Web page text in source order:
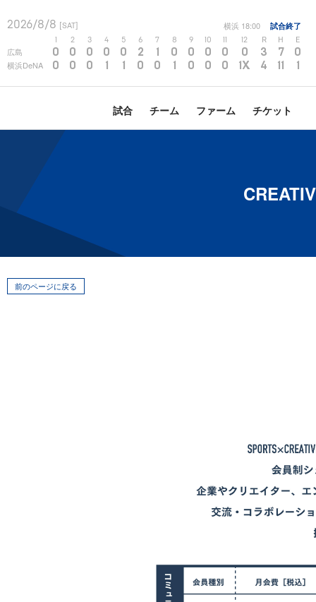
2026/8/8 [SAT] 横浜 18:00 試合終了
2 3 4 5 6 7 8 9 10 12 R H E
広島 0 0 0 0 0 2 1 0 0 0 0 0 3 7 0
横浜DeNA 0 0 0 1 1 0 0 1 0 0 0 1X 4 11 1
試合 チーム ファーム チケット
前のページに戻る